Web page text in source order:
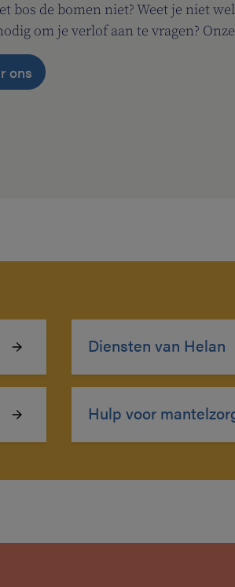
bos de bomen niet? Weet je niet
om je verlof aan te vragen?
ons
Diensten van Helan
Hulp voor